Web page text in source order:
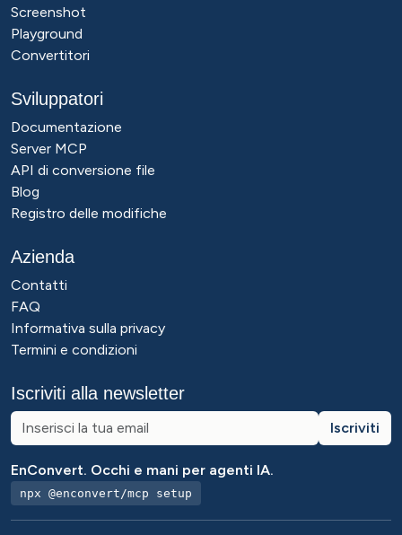
Screenshot
Playground
Convertitori
Sviluppatori
Documentazione
Server MCP
API di conversione file
Blog
Registro delle modifiche
Azienda
Contatti
FAQ
Informativa sulla privacy
Termini e condizioni
Iscriviti alla newsletter
Iscriviti
EnConvert. Occhi e mani per agenti IA.
npx @enconvert/mcp setup